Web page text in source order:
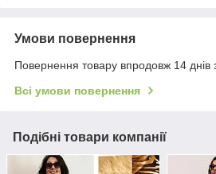
Умови повернення
Повернення товару впродовж 14 днів
Всі умови повернення
Подібні товари компанії